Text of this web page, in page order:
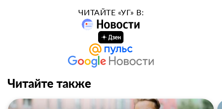
ЧИТАЙТЕ «УГ» В:
Читайте также